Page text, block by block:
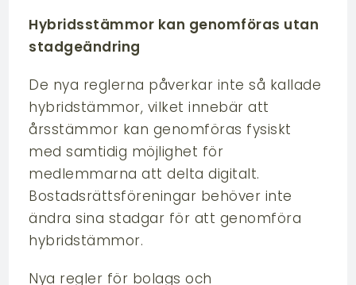
Hybridsstämmor kan genomföras utan
stadgeändring
De nya reglerna påverkar inte så kallade
hybridstämmor, vilket innebär att
årsstämmor kan genomföras fysiskt
med samtidig möjlighet för
medlemmarna att delta digitalt.
Bostadsrättsföreningar behöver inte
ändra sina stadgar för att genomföra
hybridstämmor.
Nya regler för bolags och